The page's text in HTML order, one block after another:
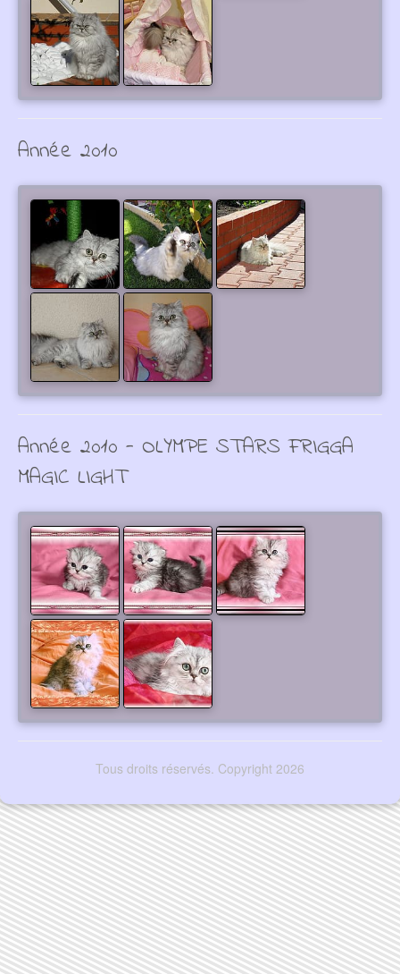
Année 2010
Année 2010 - OLYMPE STARS FRIGGA
MAGIC LIGHT
Tous droits réservés. Copyright 2026